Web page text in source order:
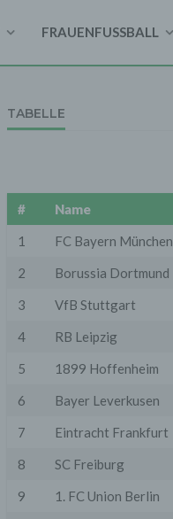
FRAUENFUSSBALL
TABELLE
# Name
1
FC Bayern München
2
Borussia Dortmund
3
VfB Stuttgart
4
RB Leipzig
5
1899 Hoffenheim
6
Bayer Leverkusen
7
Eintracht Frankfurt
8
SC Freiburg
9
1. FC Union Berlin